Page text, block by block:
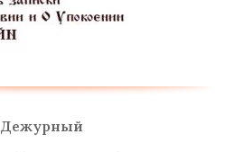
Дежурный